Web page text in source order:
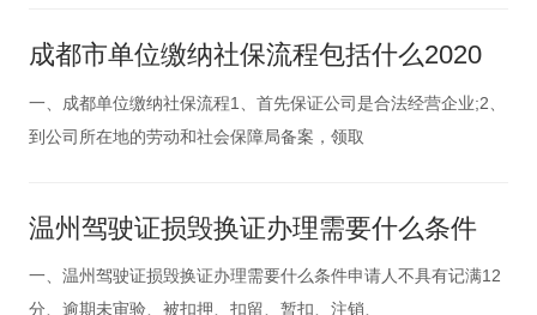
成都市单位缴纳社保流程包括什么2020
一、成都单位缴纳社保流程1、首先保证公司是合法经营企业;2、
到公司所在地的劳动和社会保障局备案，领取
温州驾驶证损毁换证办理需要什么条件
一、温州驾驶证损毁换证办理需要什么条件申请人不具有记满12
分、逾期未审验、被扣押、扣留、暂扣、注销、